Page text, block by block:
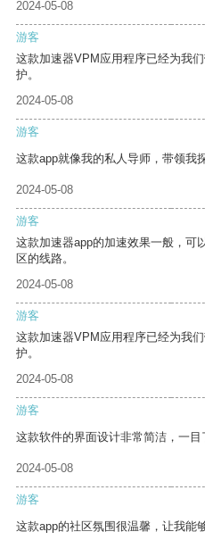
2024-05-08
游客
这款加速器VPM应用程序已经为我
护。
2024-05-08
游客
这款app就像我的私人导师，带领我
2024-05-08
游客
这款加速器app的加速效果一般，可
区的线路。
2024-05-08
游客
这款加速器VPM应用程序已经为我
护。
2024-05-08
游客
这款软件的界面设计非常简洁，一目
2024-05-08
游客
这款app的社区氛围很温馨，让我能